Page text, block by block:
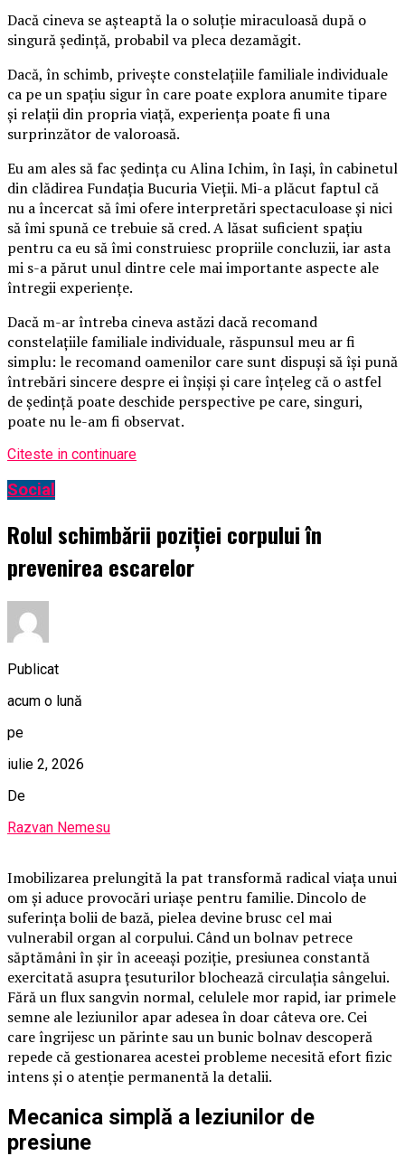
Dacă cineva se așteaptă la o soluție miraculoasă după o
singură ședință, probabil va pleca dezamăgit.
Dacă, în schimb, privește constelațiile familiale individuale
ca pe un spațiu sigur în care poate explora anumite tipare
și relații din propria viață, experiența poate fi una
surprinzător de valoroasă.
Eu am ales să fac ședința cu Alina Ichim, în Iași, în cabinetul
din clădirea Fundația Bucuria Vieții. Mi-a plăcut faptul că
nu a încercat să îmi ofere interpretări spectaculoase și nici
să îmi spună ce trebuie să cred. A lăsat suficient spațiu
pentru ca eu să îmi construiesc propriile concluzii, iar asta
mi s-a părut unul dintre cele mai importante aspecte ale
întregii experiențe.
Dacă m-ar întreba cineva astăzi dacă recomand
constelațiile familiale individuale, răspunsul meu ar fi
simplu: le recomand oamenilor care sunt dispuși să își pună
întrebări sincere despre ei înșiși și care înțeleg că o astfel
de ședință poate deschide perspective pe care, singuri,
poate nu le-am fi observat.
Citeste in continuare
Social
Rolul schimbării poziției corpului în
prevenirea escarelor
Publicat
acum o lună
pe
iulie 2, 2026
De
Razvan Nemesu
Imobilizarea prelungită la pat transformă radical viața unui
om și aduce provocări uriașe pentru familie. Dincolo de
suferința bolii de bază, pielea devine brusc cel mai
vulnerabil organ al corpului. Când un bolnav petrece
săptămâni în șir în aceeași poziție, presiunea constantă
exercitată asupra țesuturilor blochează circulația sângelui.
Fără un flux sangvin normal, celulele mor rapid, iar primele
semne ale leziunilor apar adesea în doar câteva ore. Cei
care îngrijesc un părinte sau un bunic bolnav descoperă
repede că gestionarea acestei probleme necesită efort fizic
intens și o atenție permanentă la detalii.
Mecanica simplă a leziunilor de
presiune